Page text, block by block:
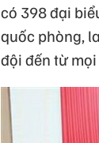
có 398 đại
quốc phòng,
đội đến từ